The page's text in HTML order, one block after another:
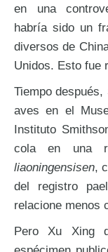
en una
habría sido un
diversos de
Unidos. Esto fue
Tiempo
aves en el
Instituto
cola en una
liaoningensisen,
del registro
relacione menos
Pero Xu Xing